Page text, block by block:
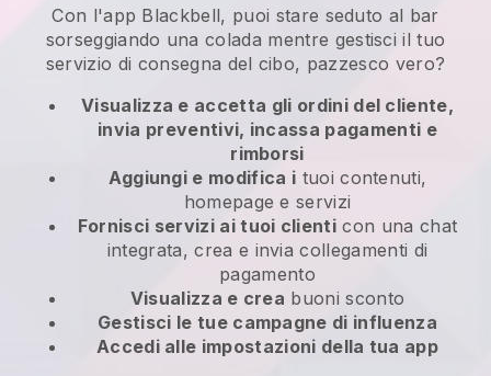
Con l'app Blackbell, puoi stare seduto al bar
sorseggiando una colada mentre gestisci il tuo
servizio di consegna del cibo, pazzesco vero?
Visualizza e accetta gli ordini del cliente,
invia preventivi, incassa pagamenti e
rimborsi
Aggiungi e modifica i tuoi contenuti,
homepage e servizi
Fornisci servizi ai tuoi clienti con una chat
integrata, crea e invia collegamenti di
pagamento
Visualizza e crea buoni sconto
Gestisci le tue campagne di influenza
Accedi alle impostazioni della tua app